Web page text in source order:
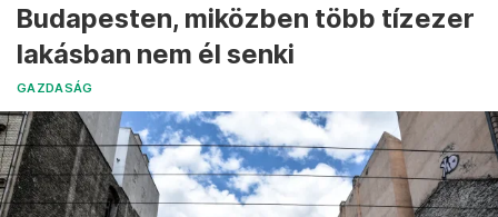
Budapesten, miközben több tízezer
lakásban nem él senki
GAZDASÁG